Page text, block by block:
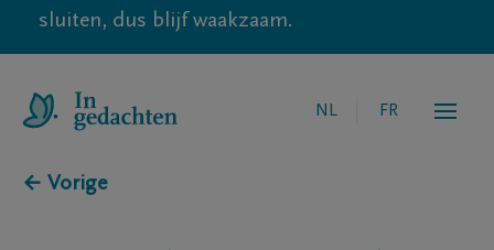
sluiten, dus blijf waakzaam.
NL FR
← Vorige